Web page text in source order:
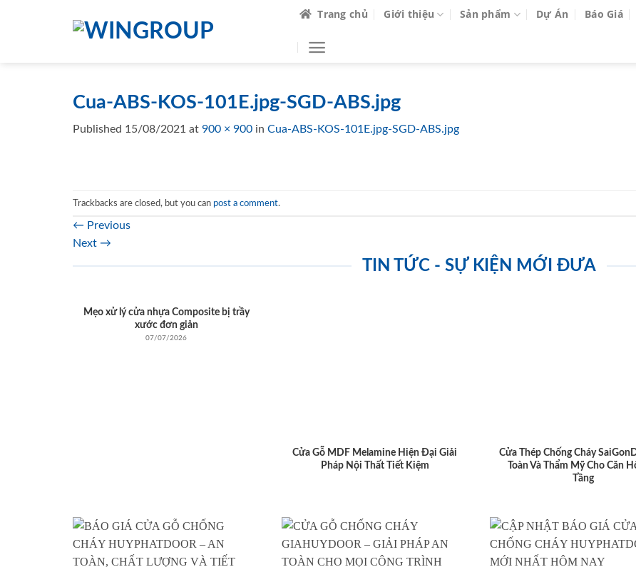
Trang chủ Giới thiệu Sản phẩm Dự Án Báo Giá
Cua-ABS-KOS-101E.jpg-SGD-ABS.jpg
Published 15/08/2021 at 900 × 900 in Cua-ABS-KOS-101E.jpg-SGD-ABS.jpg
Trackbacks are closed, but you can post a comment.
← Previous
Next →
TIN TỨC - SỰ KIỆN MỚI ĐƯA
Mẹo xử lý cửa nhựa Composite bị trầy
xước đơn giản
07/07/2026
Cửa Gỗ MDF Melamine Hiện Đại Giải
Pháp Nội Thất Tiết Kiệm
Cửa Thép Chống Cháy
Toàn Và Thẩm Mỹ Cho Căn
Tầng